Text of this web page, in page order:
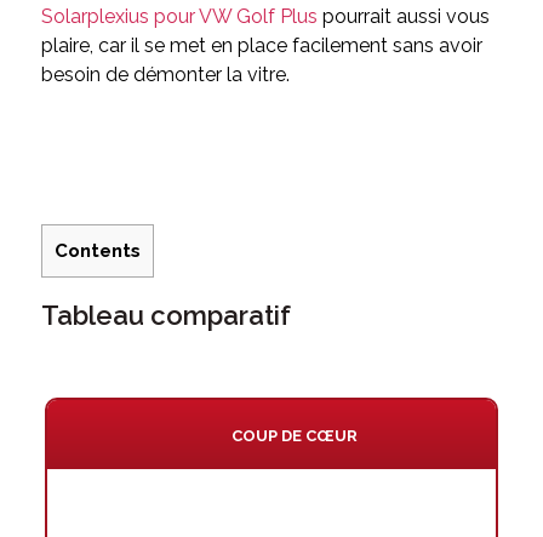
Solarplexius pour VW Golf Plus pourrait aussi vous
plaire, car il se met en place facilement sans avoir
besoin de démonter la vitre.
Contents
Tableau comparatif
COUP DE CŒUR